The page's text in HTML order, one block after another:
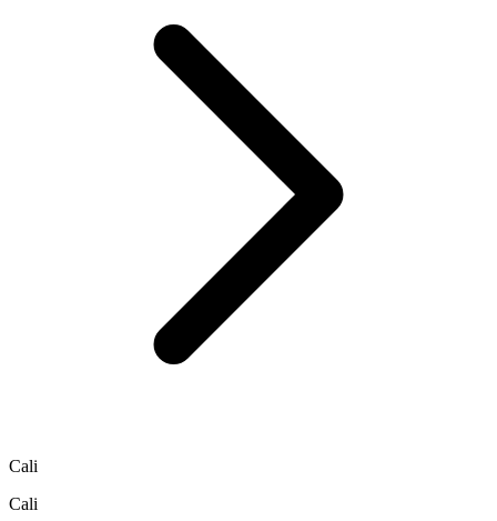
Cali
Cali